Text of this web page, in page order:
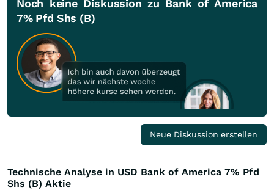
Noch keine Diskussion zu Bank of America
7% Pfd Shs (B)
Neue Diskussion erstellen
Technische Analyse in USD Bank of America 7% Pfd
Shs (B) Aktie